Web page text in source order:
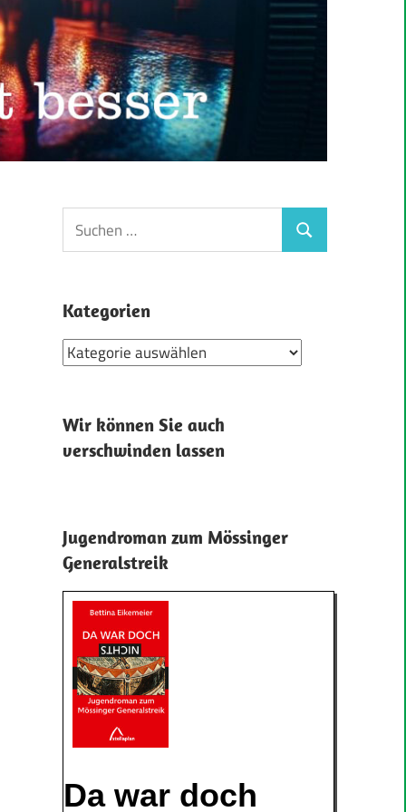
Suchen
nach:
Suchen
Kategorien
Kategorien
Wir können Sie auch
verschwinden lassen
Jugendroman zum Mössinger
Generalstreik
Da war doch